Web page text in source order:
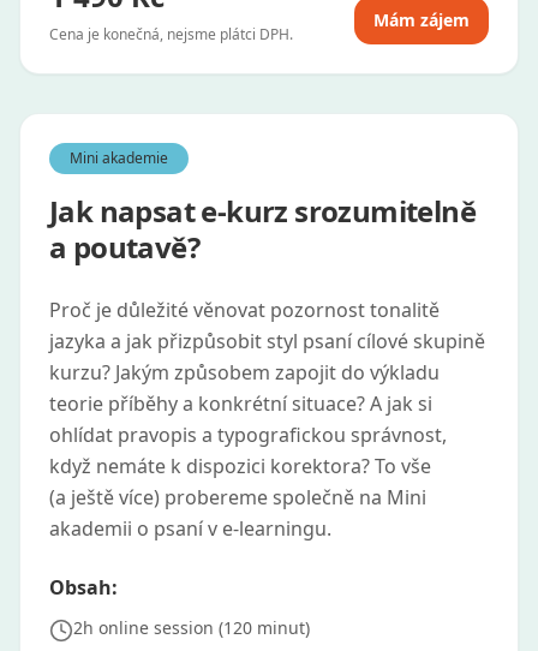
Cena je konečná, nejsme plátci DPH.
Mám zájem
Mini akademie
Jak napsat e-kurz srozumitelně
a poutavě?
Proč je důležité věnovat pozornost tonalitě
jazyka a jak přizpůsobit styl psaní cílové skupině
kurzu? Jakým způsobem zapojit do výkladu
teorie příběhy a konkrétní situace? A jak si
ohlídat pravopis a typografickou správnost,
když nemáte k dispozici korektora? To vše
(a ještě více) probereme společně na Mini
akademii o psaní v e‑learningu.
Obsah:
2h online session (120 minut)